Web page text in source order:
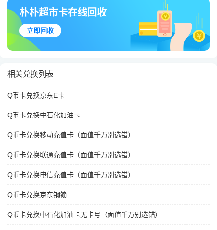
朴朴超市卡在线回收
立即回收
相关兑换列表
Q币卡兑换京东E卡
Q币卡兑换中石化加油卡
Q币卡兑换移动充值卡（面值千万别选错）
Q币卡兑换联通充值卡（面值千万别选错）
Q币卡兑换电信充值卡（面值千万别选错）
Q币卡兑换京东钢镚
Q币卡兑换中石化加油卡无卡号（面值千万别选错）